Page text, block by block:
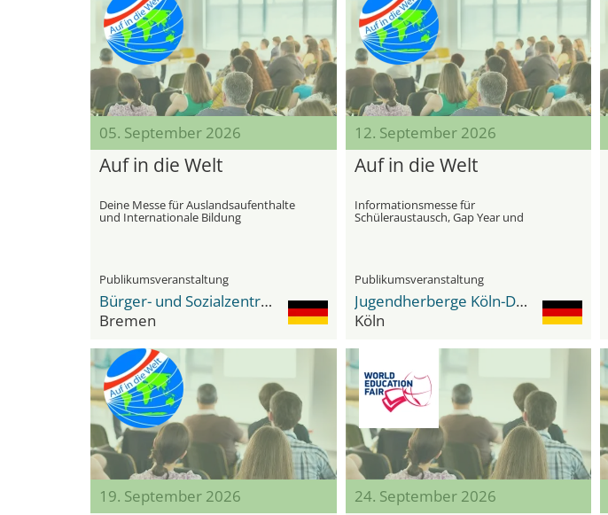
05. September 2026
Auf in die Welt
Deine Messe für Auslandsaufenthalte
und Internationale Bildung
Publikumsveranstaltung
Bürger- und Sozialzentrum Huchting
Bremen
12. September 2026
Auf in die Welt
Informationsmesse für
Schüleraustausch, Gap Year und
internationale Bildungsprogramme
Publikumsveranstaltung
Jugendherberge Köln-Deutz
Köln
19. September 2026 24. September 2026